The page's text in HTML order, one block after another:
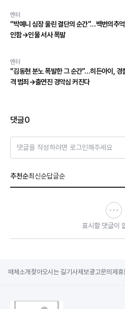
엔터
“박예니 심장 울린 결단의 순간”…백번의추
인함→인물 서사 폭발
엔터
“김동현 분노 폭발한 그 순간”…히든아이, 경
격 범죄→출연진 경악심 커진다
댓글0
댓글을 작성하려면 로그인해주세요
추천순최신순답글순
표시할 댓글이
매체소개 찾아오시는 길기사제보광고문의 제휴